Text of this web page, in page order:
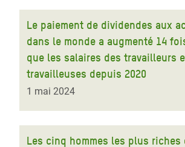
Le paiement de dividendes aux
dans le monde a augmenté 14
que les salaires des travailleurs
travailleuses depuis 2020
1 mai 2024
Les cinq hommes les plus riches